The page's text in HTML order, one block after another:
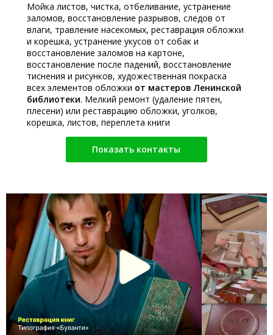
Мойка листов, чистка, отбеливание, устранение
заломов, восстановление разрывов, следов от
влаги, травление насекомых, реставрация обложки
и корешка, устранение укусов от собак и
восстановление заломов на картоне,
восстановление после падений, восстановление
тиснения и рисунков, художественная покраска
всех элементов обложки от мастеров Ленинской
библиотеки. Мелкий ремонт (удаление пятен,
плесени) или реставрацию обложки, уголков,
корешка, листов, переплета книги
Показать контакты